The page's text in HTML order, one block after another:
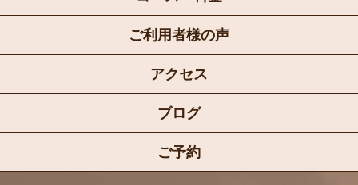
ご利用者様の声
アクセス
ブログ
ご予約